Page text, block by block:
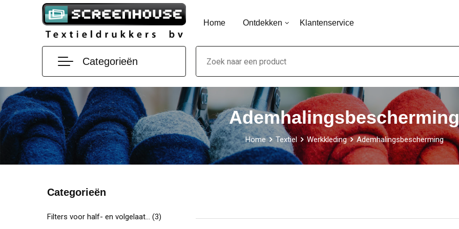
Home Ontdekken Klantenservice
Categorieën
Ademhalingsbescherming
Home Textiel Werkkleding Ademhalingsbescherming
Categorieën
Filters voor half- en volgelaatsmaskers (3)